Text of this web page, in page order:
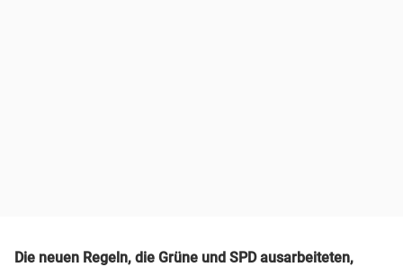
Die neuen Regeln, die Grüne und SPD ausarbeiteten,